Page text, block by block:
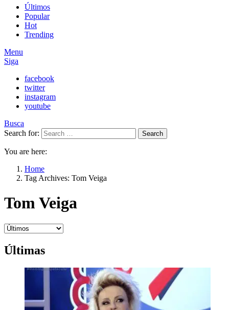
Últimos
Popular
Hot
Trending
Menu
Siga
facebook
twitter
instagram
youtube
Busca
Search for:
Search
You are here:
Home
Tag Archives: Tom Veiga
Tom Veiga
Últimas